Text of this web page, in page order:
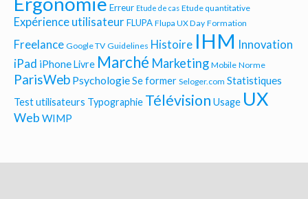
Erreur Etude de cas Etude quantitative
Expérience utilisateur FLUPA Flupa UX Day Formation
Freelance Google TV Guidelines Histoire IHM Innovation
iPad iPhone Livre Marché Marketing Mobile Norme
ParisWeb PsychologieSe former Seloger.com Statistiques
Test utilisateurs Typographie Télévision Usage UX
Web WIMP